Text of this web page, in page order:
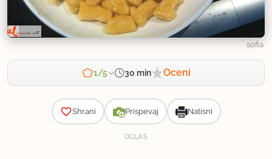
sofia
1/5 30 min Oceni
Shrani Prispevaj Natisni
OGLAS